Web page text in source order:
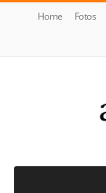
Home Fotos
Notícias